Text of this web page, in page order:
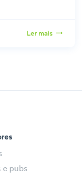
Ler mais
e pubs